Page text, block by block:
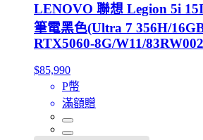
LENOVO 聯想 Legion 5i
筆電黑色(Ultra 7 356H/
RTX5060-8G/W11/
$85,990
P幣
滿額贈